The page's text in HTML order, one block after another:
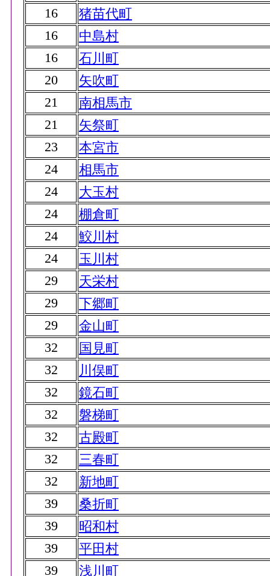
16
猪苗代町
16
中島村
16
石川町
20
矢吹町
21
南相馬市
21
矢祭町
23
本宮市
24
相馬市
24
大玉村
24
棚倉町
24
鮫川村
24
玉川村
29
天栄村
29
下郷町
29
金山町
32
国見町
32
川俣町
32
鏡石町
32
磐梯町
32
古殿町
32
三春町
32
新地町
39
桑折町
39
昭和村
39
平田村
39
浅川町